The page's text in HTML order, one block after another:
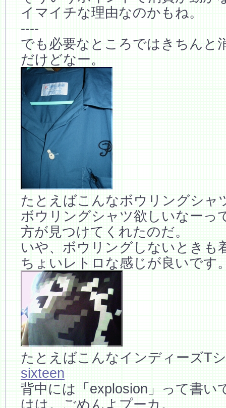
イマイチな理由なのかもね。
----
でも必要なところではきちんと
だけどなー。
たとえばこんなボウリングシャ
ボウリングシャツ欲しいなーっ
方が見つけてくれたのだ。
いや、ボウリングしないときも
ちょいレトロな感じが良いです
たとえばこんなインディーズT
sixteen
背中には「explosion」って書い
はは。ごめんよプーカ。